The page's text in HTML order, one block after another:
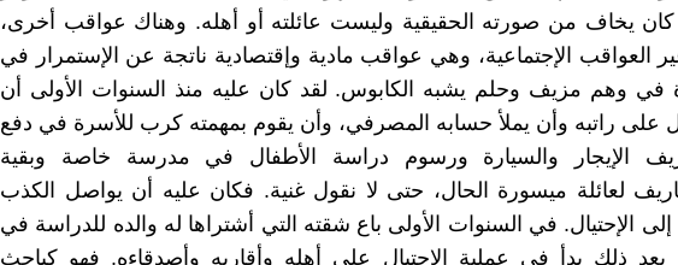
كان يخاف من صورته الحقيقية وليست عائلته أو أهله. وهناك عواقب أخرى،
العواقب الإجتماعية، وهي عواقب مادية وإقتصادية ناتجة عن الإستمرار في
في وهم مزيف وحلم يشبه الكابوس. لقد كان عليه منذ السنوات الأولى أن
على راتبه وأن يملأ حسابه المصرفي، وأن يقوم بمهمته كرب للأسرة في دفع
الإيجار والسيارة ورسوم دراسة الأطفال في مدرسة خاصة وبقية
لعائلة ميسورة الحال، حتى لا نقول غنية. فكان عليه أن يواصل الكذب
إلى الإحتيال. في السنوات الأولى باع شقته التي أشتراها له والده للدراسة في
بعد ذلك بدأ في عملية الإحتيال على أهله وأقاربه وأصدقاءه. فهو كباحث